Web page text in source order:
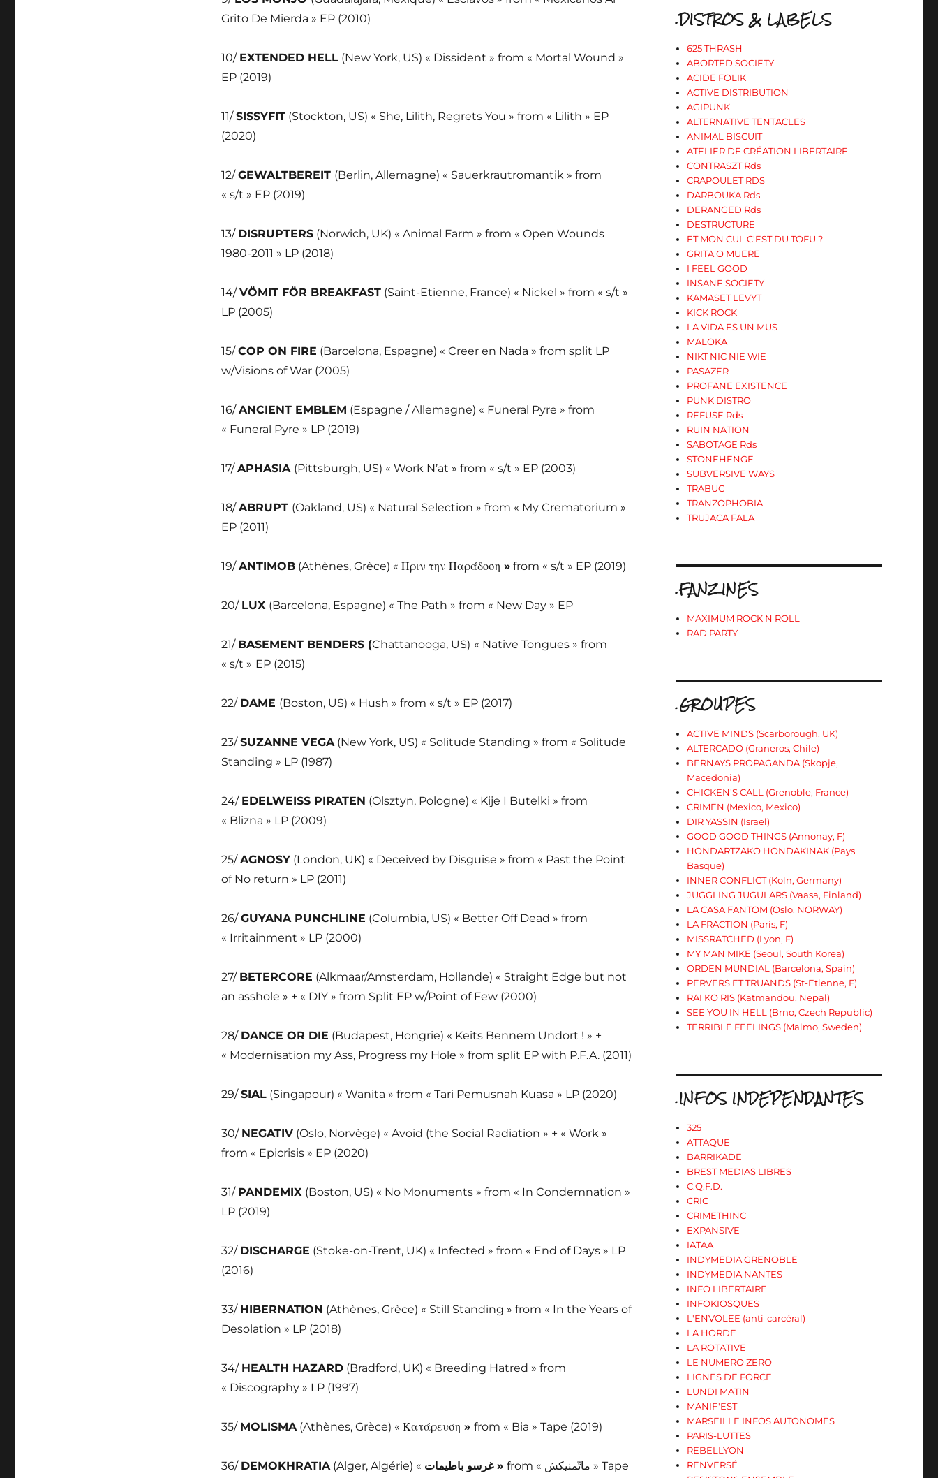
Grito De Mierda » EP (2010)
10/ EXTENDED HELL(New York, US) « Dissident » from « Mortal Wound »
EP (2019)
11/SISSYFIT(Stockton, US) « She, Lilith, Regrets You » from « Lilith » EP
(2020)
12/GEWALTBEREIT (Berlin, Allemagne) « Sauerkrautromantik » from
« s/t » EP (2019)
13/ DISRUPTERS(Norwich, UK) « Animal Farm » from « Open Wounds
1980-2011 » LP (2018)
14/VÖMIT FÖR BREAKFAST(Saint-Etienne, France) « Nickel » from « s/t »
LP (2005)
15/COP ON FIRE (Barcelona, Espagne) « Creer en Nada » from split LP
w/Visions of War (2005)
16/ANCIENT EMBLEM (Espagne / Allemagne) « Funeral Pyre » from
« Funeral Pyre » LP (2019)
17/APHASIA (Pittsburgh, US) « Work N’at » from « s/t » EP (2003)
18/ABRUPT (Oakland, US) « Natural Selection » from « My Crematorium »
EP (2011)
19/ANTIMOB(Athènes, Grèce) « Πριν την Παράδοση »from « s/t » EP (2019)
20/ LUX (Barcelona, Espagne) « The Path » from « New Day » EP
21/ BASEMENT BENDERS (Chattanooga, US) « Native Tongues » from
« s/t » EP (2015)
22/ DAME (Boston, US) « Hush » from « s/t » EP (2017)
23/SUZANNE VEGA(New York, US) « Solitude Standing » from « Solitude
Standing » LP (1987)
24/ EDELWEISS PIRATEN (Olsztyn, Pologne) « Kije I Butelki » from
« Blizna » LP (2009)
25/AGNOSY(London, UK) « Deceived by Disguise » from « Past the Point
of No return » LP (2011)
26/GUYANA PUNCHLINE (Columbia, US) « Better Off Dead » from
« Irritainment » LP (2000)
27/ BETERCORE (Alkmaar/Amsterdam, Hollande) « Straight Edge but not
an asshole » + « DIY » from Split EP w/Point of Few (2000)
28/ DANCE OR DIE (Budapest, Hongrie) « Keits Bennem Undort ! » +
« Modernisation my Ass, Progress my Hole » from split EP with P.F.A. (2011)
29/SIAL(Singapour) « Wanita » from « Tari Pemusnah Kuasa » LP (2020)
30/ NEGATIV(Oslo, Norvège) « Avoid (the Social Radiation » + « Work »
from « Epicrisis » EP (2020)
31/ PANDEMIX (Boston, US) « No Monuments » from « In Condemnation »
LP (2019)
32/ DISCHARGE (Stoke-on-Trent, UK) « Infected » from « End of Days » LP
(2016)
33/ HIBERNATION (Athènes, Grèce) « Still Standing » from « In the Years of
Desolation » LP (2018)
34/ HEALTH HAZARD(Bradford, UK) « Breeding Hatred » from
« Discography » LP (1997)
35/ MOLISMA(Athènes, Grèce) « Κατάρευση » from « Bia » Tape (2019)
36/ DEMOKHRATIA(Alger, Algérie) « غرسو باطيمات » from « ماتّمنيكش » Tape
.DISTROS & LABELS
625 THRASH
ABORTED SOCIETY
ACIDE FOLIK
ACTIVE DISTRIBUTION
AGIPUNK
ALTERNATIVE TENTACLES
ANIMAL BISCUIT
ATELIER DE CRÉATION LIBERTAIRE
CONTRASZT Rds
CRAPOULET RDS
DARBOUKA Rds
DERANGED Rds
DESTRUCTURE
ET MON CUL C'EST DU TOFU ?
GRITA O MUERE
I FEEL GOOD
INSANE SOCIETY
KAMASET LEVYT
KICK ROCK
LA VIDA ES UN MUS
MALOKA
NIKT NIC NIE WIE
PASAZER
PROFANE EXISTENCE
PUNK DISTRO
REFUSE Rds
RUIN NATION
SABOTAGE Rds
STONEHENGE
SUBVERSIVE WAYS
TRABUC
TRANZOPHOBIA
TRUJACA FALA
.FANZINES
MAXIMUM ROCK N ROLL
RAD PARTY
.GROUPES
ACTIVE MINDS (Scarborough, UK)
ALTERCADO (Graneros, Chile)
BERNAYS PROPAGANDA (Skopje,
Macedonia)
CHICKEN'S CALL (Grenoble, France)
CRIMEN (Mexico, Mexico)
DIR YASSIN (Israel)
GOOD GOOD THINGS (Annonay, F)
HONDARTZAKO HONDAKINAK (Pays
Basque)
INNER CONFLICT (Koln, Germany)
JUGGLING JUGULARS (Vaasa, Finland)
LA CASA FANTOM (Oslo, NORWAY)
LA FRACTION (Paris, F)
MISSRATCHED (Lyon, F)
MY MAN MIKE (Seoul, South Korea)
ORDEN MUNDIAL (Barcelona, Spain)
PERVERS ET TRUANDS (St-Etienne, F)
RAI KO RIS (Katmandou, Nepal)
SEE YOU IN HELL (Brno, Czech Republic)
TERRIBLE FEELINGS (Malmo, Sweden)
.INFOS INDEPENDANTES
325
ATTAQUE
BARRIKADE
BREST MEDIAS LIBRES
C.Q.F.D.
CRIC
CRIMETHINC
EXPANSIVE
IATAA
INDYMEDIA GRENOBLE
INDYMEDIA NANTES
INFO LIBERTAIRE
INFOKIOSQUES
L'ENVOLEE (anti-carcéral)
LA HORDE
LA ROTATIVE
LE NUMERO ZERO
LIGNES DE FORCE
LUNDI MATIN
MANIF'EST
MARSEILLE INFOS AUTONOMES
PARIS-LUTTES
REBELLYON
RENVERSÉ